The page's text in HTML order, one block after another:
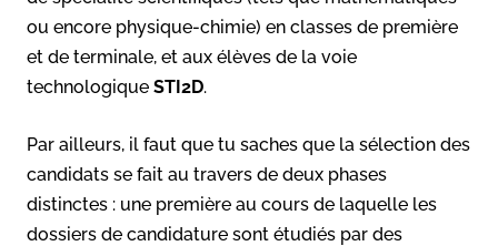
ou encore physique-chimie) en classes de première
et de terminale, et aux élèves de la voie
technologique STI2D.
Par ailleurs, il faut que tu saches que la sélection des
candidats se fait au travers de deux phases
distinctes : une première au cours de laquelle les
dossiers de candidature sont étudiés par des